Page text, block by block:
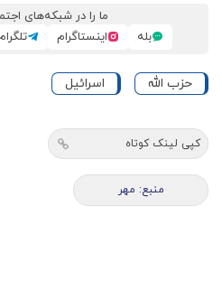
ما را در شبکه‌های
بله
اینستاگرام
حزب الله اسرائیل
کپی لینک کوتاه
منبع: مهر